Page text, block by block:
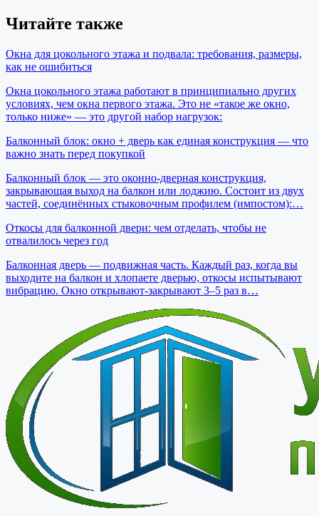
Читайте также
Окна для цокольного этажа и подвала: требования, размеры,
как не ошибиться
Окна цокольного этажа работают в принципиально других
условиях, чем окна первого этажа. Это не «такое же окно,
только ниже» — это другой набор нагрузок:
Балконный блок: окно + дверь как единая конструкция — что
важно знать перед покупкой
Балконный блок — это оконно-дверная конструкция,
закрывающая выход на балкон или лоджию. Состоит из двух
частей, соединённых стыковочным профилем (импостом):…
Откосы для балконной двери: чем отделать, чтобы не
отвалилось через год
Балконная дверь — подвижная часть. Каждый раз, когда вы
выходите на балкон и хлопаете дверью, откосы испытывают
вибрацию. Окно открывают-закрывают 3–5 раз в…